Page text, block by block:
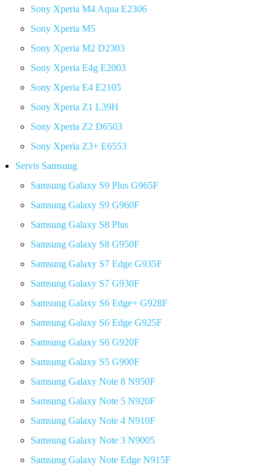
Sony Xperia M4 Aqua E2306
Sony Xperia M5
Sony Xperia M2 D2303
Sony Xperia E4g E2003
Sony Xperia E4 E2105
Sony Xperia Z1 L39H
Sony Xperia Z2 D6503
Sony Xperia Z3+ E6553
Servis Samsung
Samsung Galaxy S9 Plus G965F
Samsung Galaxy S9 G960F
Samsung Galaxy S8 Plus
Samsung Galaxy S8 G950F
Samsung Galaxy S7 Edge G935F
Samsung Galaxy S7 G930F
Samsung Galaxy S6 Edge+ G928F
Samsung Galaxy S6 Edge G925F
Samsung Galaxy S6 G920F
Samsung Galaxy S5 G900F
Samsung Galaxy Note 8 N950F
Samsung Galaxy Note 5 N920F
Samsung Galaxy Note 4 N910F
Samsung Galaxy Note 3 N9005
Samsung Galaxy Note Edge N915F